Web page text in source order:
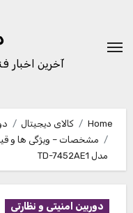
content
آخرین اخبار
Home کالای دیجیتال
مشخصات – ویژگی ها و
مدل TD-7452AE1
دوربین امنیتی و نظارتی